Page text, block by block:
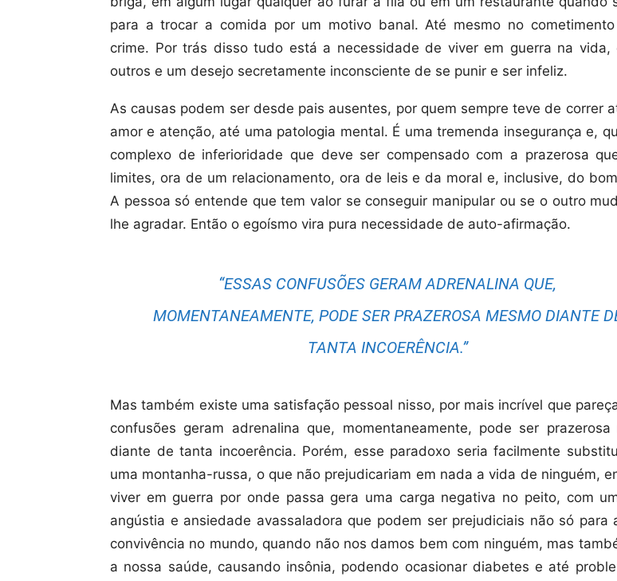
para a trocar a comida por um motivo banal. Até mesmo no
crime. Por trás disso tudo está a necessidade de viver em guerra na vida,
outros e um desejo secretamente inconsciente de se punir e ser infeliz.
As causas podem ser desde pais ausentes, por quem sempre teve de correr
amor e atenção, até uma patologia mental. É uma tremenda insegurança e,
complexo de inferioridade que deve ser compensado com a prazerosa
limites, ora de um relacionamento, ora de leis e da moral e, inclusive, do
A pessoa só entende que tem valor se conseguir manipular ou se o outro
lhe agradar. Então o egoísmo vira pura necessidade de auto-afirmação.
“ESSAS CONFUSÕES GERAM ADRENALINA QUE,
MOMENTANEAMENTE, PODE SER PRAZEROSA MESMO DIANTE
TANTA INCOERÊNCIA.”
Mas também existe uma satisfação pessoal nisso, por mais incrível que
confusões geram adrenalina que, momentaneamente, pode ser prazerosa
diante de tanta incoerência. Porém, esse paradoxo seria facilmente
uma montanha-russa, o que não prejudicariam em nada a vida de ninguém,
viver em guerra por onde passa gera uma carga negativa no peito, com
angústia e ansiedade avassaladora que podem ser prejudiciais não só para
convivência no mundo, quando não nos damos bem com ninguém, mas
a nossa saúde, causando insônia, podendo ocasionar diabetes e até